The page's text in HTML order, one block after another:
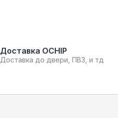
Доставка OCHIP
Доставка до двери, ПВЗ, и тд